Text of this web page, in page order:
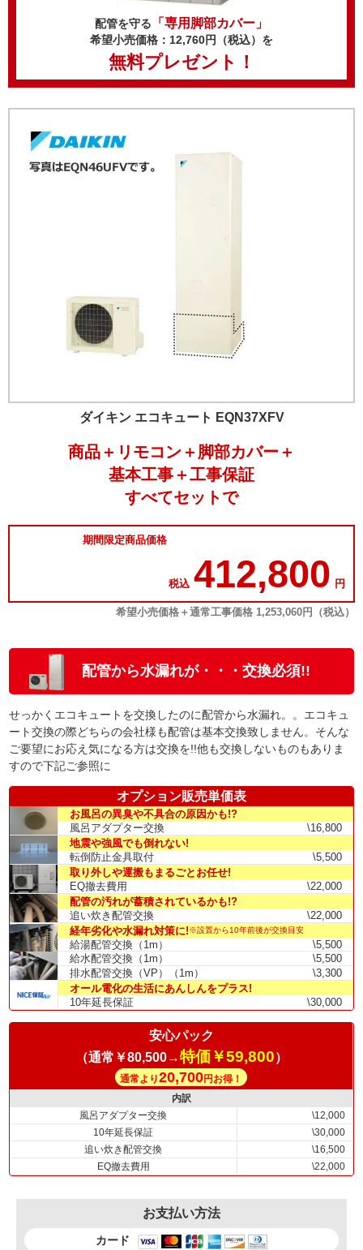
配管を守る 「専用脚部カバー」
希望小売価格：12,760円（税込）を
無料プレゼント！
ダイキン エコキュート EQN37XFV
商品＋リモコン＋脚部カバー＋
基本工事＋工事保証
すべてセットで
期間限定商品価格
税込 412,800 円
希望小売価格＋通常工事価格 1,253,060円（税込）
配管から水漏れが・・・交換必須!!
せっかくエコキュートを交換したのに配管から水漏れ。。エコキュ
ート交換の際どちらの会社様も配管は基本交換致しません。そんな
ご要望にお応え気になる方は交換を!!他も交換しないものもありま
すので下記ご参照に
オプション販売単価表
お風呂の異臭や不具合の原因かも!?
風呂アダプター交換
\16,800
地震や強風でも倒れない!
転倒防止金具取付
\5,500
取り外しや運搬もまるごとお任せ!
EQ撤去費用
\22,000
配管の汚れが蓄積されているかも!?
追い炊き配管交換
\22,000
経年劣化や水漏れ対策に!※設置から10年前後が交換目安
給湯配管交換（1m）
\5,500
給水配管交換（1m）
\5,500
排水配管交換（VP）（1m）
\3,300
オール電化の生活にあんしんをプラス!
10年延長保証
\30,000
安心パック
（通常￥80,500→特価￥59,800）
通常より20,700円お得！
内訳
風呂アダプター交換
\12,000
10年延長保証
\30,000
追い炊き配管交換
\16,500
EQ撤去費用
\22,000
お支払い方法
カード